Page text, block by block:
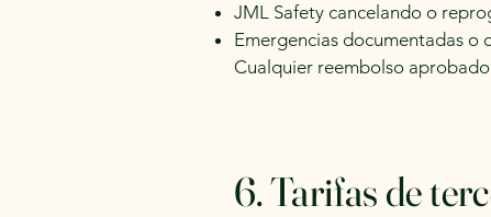
JML Safety cancelando o
Emergencias documentadas o
Cualquier reembolso
6. Tarifas de